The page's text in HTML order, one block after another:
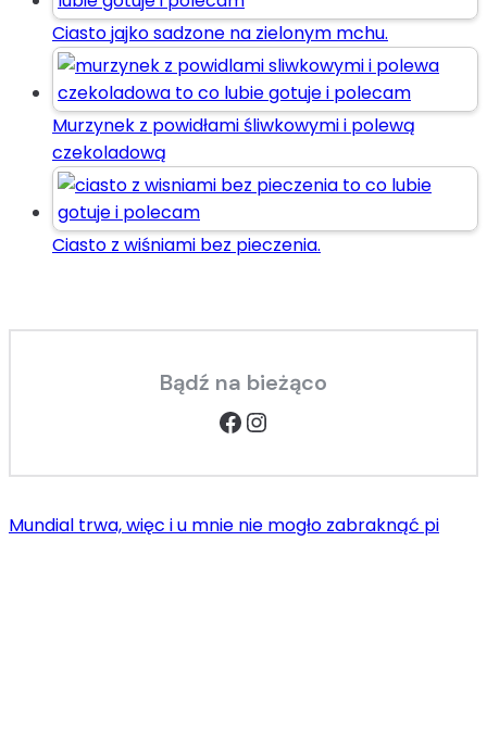
Ciasto jajko sadzone na zielonym mchu.
Murzynek z powidłami śliwkowymi i polewą
czekoladową
Ciasto z wiśniami bez pieczenia.
Bądź na bieżąco
Facebook
Instagram
Mundial trwa, więc i u mnie nie mogło zabraknąć pi